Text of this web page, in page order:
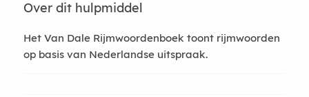
Over dit hulpmiddel
Het Van Dale Rijmwoordenboek toont rijmwoorden
op basis van Nederlandse uitspraak.